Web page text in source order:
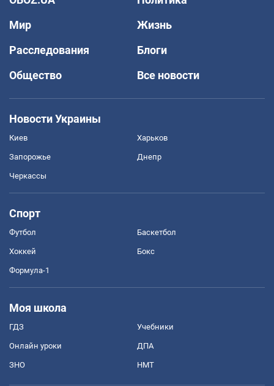
Мир
Жизнь
Расследования
Блоги
Общество
Все новости
Новости Украины
Киев Харьков
Запорожье Днепр
Черкассы
Спорт
Футбол Баскетбол
Хоккей Бокс
Формула-1
Моя школа
ГДЗ Учебники
Онлайн уроки ДПА
ЗНО НМТ